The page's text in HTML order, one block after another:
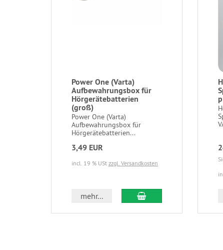
Power One (Varta)
Aufbewahrungsbox für
Hörgerätebatterien
(groß)
Power One (Varta)
Aufbewahrungsbox für
Hörgerätebatterien...
3,49 EUR
incl. 19 % USt zzgl. Versandkosten
mehr... In den Warenkorb